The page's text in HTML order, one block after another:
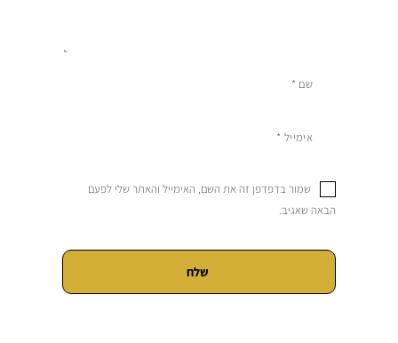
שמור בדפדפן זה את השם, האימייל והאתר שלי לפעם
הבאה שאגיב.